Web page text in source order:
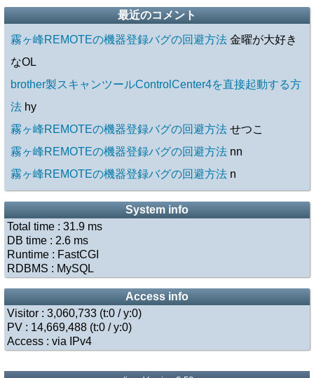
最近のコメント
霧ヶ峰REMOTEの機器登録バグの回避方法 金曜が大好き
なOL
brother製スキャンツールControlCenter4を直接起動する方
法 hy
霧ヶ峰REMOTEの機器登録バグの回避方法 せつこ
霧ヶ峰REMOTEの機器登録バグの回避方法 nn
霧ヶ峰REMOTEの機器登録バグの回避方法 n
System info
Total time : 31.9 ms
DB time : 2.6 ms
Runtime : FastCGI
RDBMS : MySQL
Access info
Visitor : 3,060,733 (t:0 /y:0)
PV : 14,669,488 (t:0 /y:0)
Access : via IPv4